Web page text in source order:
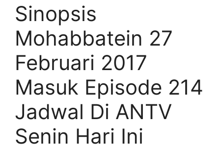
Sinopsis
Mohabbatein 27
Februari 2017
Masuk Episode 214
Jadwal Di ANTV
Senin Hari Ini